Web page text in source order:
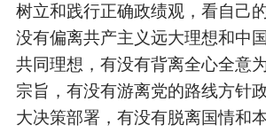
树立和践行正确政绩观，看自己
没有偏离共产主义远大理想和中
共同理想，有没有背离全心全意
宗旨，有没有游离党的路线方针
大决策部署，有没有脱离国情和